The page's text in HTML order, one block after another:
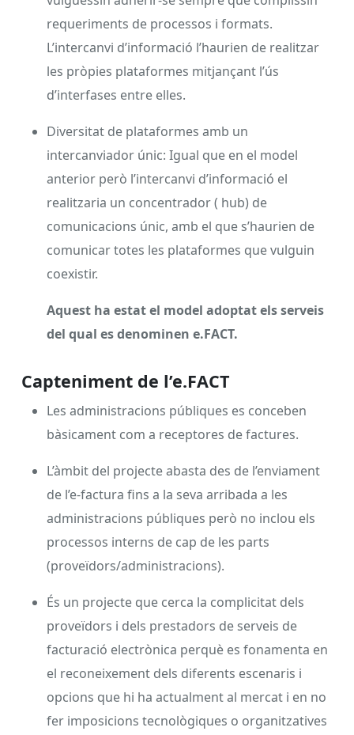
requeriments de processos i formats.
L’intercanvi d’informació l’haurien de realitzar
les pròpies plataformes mitjançant l’ús
d’interfases entre elles.
Diversitat de plataformes amb un
intercanviador únic: Igual que en el model
anterior però l’intercanvi d’informació el
realitzaria un concentrador ( hub) de
comunicacions únic, amb el que s’haurien de
comunicar totes les plataformes que vulguin
coexistir.
Aquest ha estat el model adoptat els serveis
del qual es denominen e.FACT.
Capteniment de l’e.FACT
Les administracions públiques es conceben
bàsicament com a receptores de factures.
L’àmbit del projecte abasta des de l’enviament
de l’e-factura fins a la seva arribada a les
administracions públiques però no inclou els
processos interns de cap de les parts
(proveïdors/administracions).
És un projecte que cerca la complicitat dels
proveïdors i dels prestadors de serveis de
facturació electrònica perquè es fonamenta en
el reconeixement dels diferents escenaris i
opcions que hi ha actualment al mercat i en no
fer imposicions tecnològiques o organitzatives